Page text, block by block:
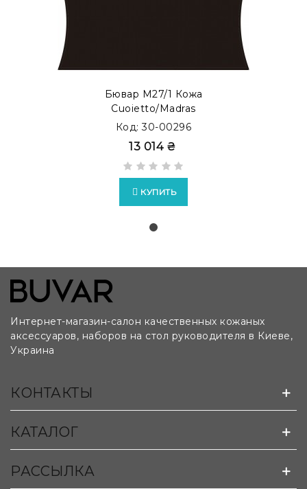
лекалам и чертежам клиента:
Бювар М27/1 Кожа
Cuoietto/Madras
Код: 30-00296
13 014 ₴
КУПИТЬ
Интернет-магазин-салон качественных кожаных
аксессуаров, наборов на стол руководителя в Киеве,
Украина
КОНТАКТЫ
КАТАЛОГ
РАССЫЛКА